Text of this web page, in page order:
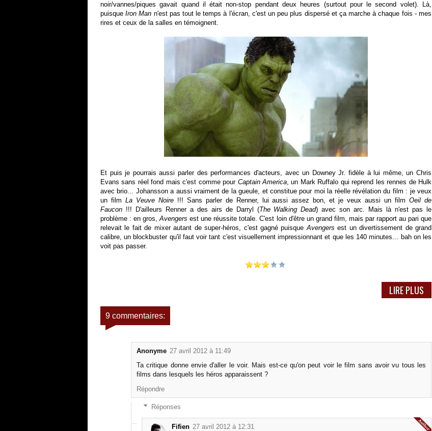
noir/vannes/piques gavait quand il était non-stop pendant deux heures (surtout pour le second volet). Là,
puisqueIron Man n'est pas tout le temps à l'écran, c'est un peu plus dispersé et ça marche à chaque fois - mes
rires et ceux de la salles en témoignent.
Et puis je pourrais aussi parler des performances d'acteurs, avec un Downey Jr. fidèle à lui même, un Chris
Evans sans réel fond mais c'est comme pour Captain America, un Mark Ruffalo qui reprend les rennes de Hulk
avec brio... Johansson a aussi vraiment de la gueule, et constitue pour moi la réelle révélation du film : je veux
un film La Veuve Noire!!! Sans parler de Renner, lui aussi assez bon, et je veux aussi un filmOeil de
Faucon !!! D'ailleurs Renner a des airs de Darryl (The Walking Dead) avec son arc. Mais là n'est pas le
problème : en gros,Avengers est une réussite totale. C'est loin d'être un grand film, mais par rapport au pari que
relevait le fait de mixer autant de super-héros, c'est gagné puisqueAvengers est un divertissement de grand
calibre, un blockbuster qu'il faut voir tant c'est visuellement impressionnant et que les 140 minutes... bah on les
voit pas passer.
LIRE PLUS
9 commentaires:
Anonyme 27 avril 2012 à 11:49
Ta critique donne envie d'aller le voir. Mais est-ce qu'on peut voir le film sans avoir vu tous les
films dans lesquels les héros apparaissent ?
Répondre
Réponses
Fifien 27 avril 2012 à 12:31